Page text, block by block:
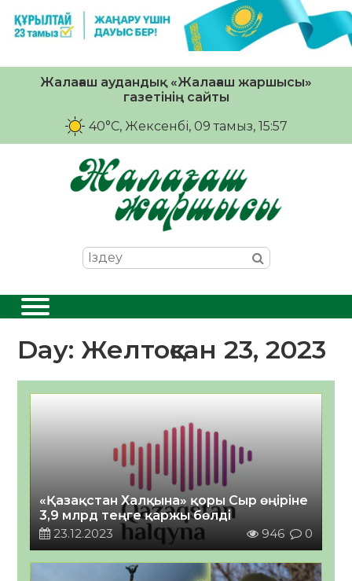
Жалағаш аудандық «Жалағаш жаршысы»
газетінің сайты
40°C, Жексенбі, 09 тамыз, 15:57
Day: Желтоқсан 23, 2023
«Қазақстан Халқына» қоры Сыр өңіріне
3,9 млрд теңге қаржы бөлді
23.12.2023
946 0